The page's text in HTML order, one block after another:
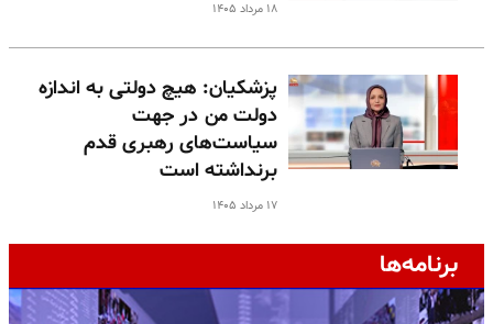
۱۸ مرداد ۱۴۰۵
پزشکیان: هیچ دولتی به اندازه
دولت من در جهت
سیاست‌های رهبری قدم
برنداشته است
۱۷ مرداد ۱۴۰۵
برنامه‌ها